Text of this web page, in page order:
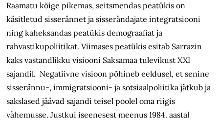
Raamatu kõige pikemas, seitsmendas peatükis on
käsitletud sisserännet ja sisserändajate integratsiooni
ning kaheksandas peatükis demograafiat ja
rahvastikupoliitikat. Viimases peatükis esitab Sarrazin
kaks vastandlikku visiooni Saksamaa tulevikust XXI
sajandil. Negatiivne visioon põhineb eeldusel, et senine
sisserännu-, immigratsiooni- ja sotsiaalpoliitika jätkub ja
sakslased jäävad sajandi teisel poolel oma riigis
vähemusse. Justkui iseenesest meenus 1984. aastal